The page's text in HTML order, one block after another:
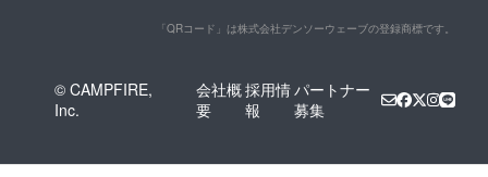
「QRコード」は株式会社デンソーウェーブの登録商標です。
© CAMPFIRE,
Inc.
会社概
要
採用情
報
パートナー
募集